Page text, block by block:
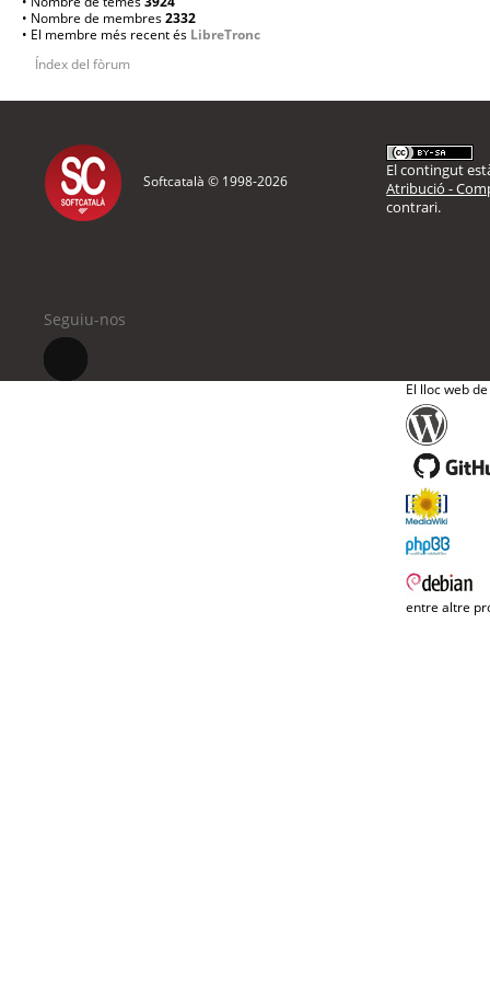
• Nombre de membres2332
• El membre més recent és LibreTronc
Índex del fòrum
Softcatalà © 1998-2026
El contingut
Atribució -
contrari.
Seguiu-nos
El lloc web
entre altre